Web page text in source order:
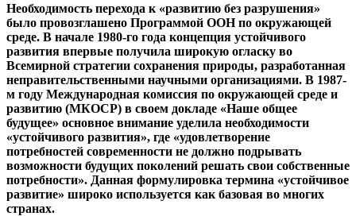
Необходимость перехода к «развитию без разрушения»
было провозглашено Программой ООН по окружающей
среде. В начале 1980-го года концепция устойчивого
развития впервые получила широкую огласку во
Всемирной стратегии сохранения природы, разработанная
неправительственными научными организациями. В 1987-
м году Международная комиссия по окружающей среде и
развитию (МКОСР) в своем докладе «Наше общее
будущее» основное внимание уделила необходимости
«устойчивого развития», где «удовлетворение
потребностей современности не должно подрывать
возможности будущих поколений решать свои собственные
потребности». Данная формулировка термина «устойчивое
развитие» широко используется как базовая во многих
странах.